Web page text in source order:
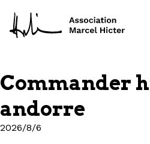
Commander
andorre
2026/8/6